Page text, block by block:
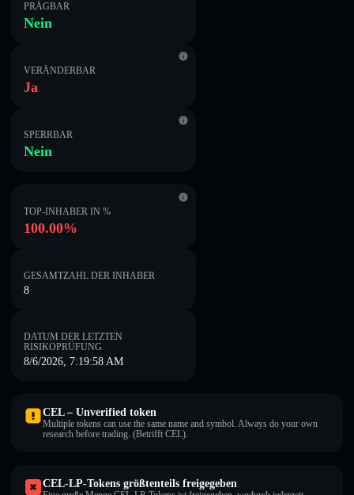
PRÄGBAR
Nein
VERÄNDERBAR
Ja
SPERRBAR
Nein
TOP-INHABER IN %
100.00%
GESAMTZAHL DER INHABER
8
DATUM DER LETZTEN
RISIKOPRÜFUNG
8/6/2026, 7:19:58 AM
CEL – Unverified token
Multiple tokens can use the same name and symbol. Always do your own
research before trading. (Betrifft CEL).
CEL-LP-Tokens größtenteils freigegeben